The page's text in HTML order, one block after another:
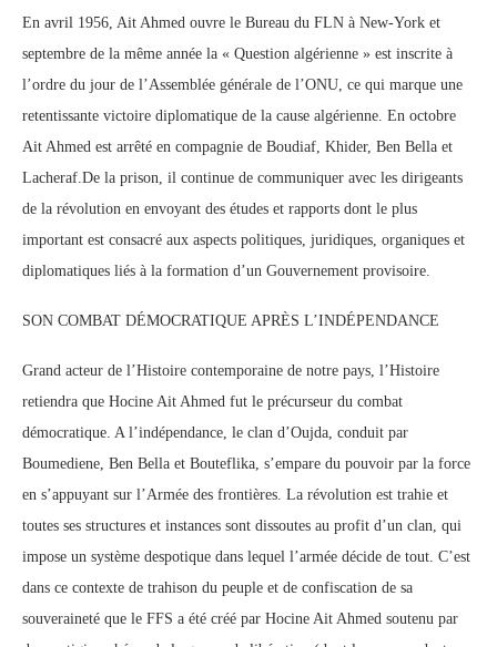
En avril 1956, Ait Ahmed ouvre le Bureau du FLN à New-York et
septembre de la même année la « Question algérienne » est inscrite à
l’ordre du jour de l’Assemblée générale de l’ONU, ce qui marque une
retentissante victoire diplomatique de la cause algérienne. En octobre
Ait Ahmed est arrêté en compagnie de Boudiaf, Khider, Ben Bella et
Lacheraf.De la prison, il continue de communiquer avec les dirigeants
de la révolution en envoyant des études et rapports dont le plus
important est consacré aux aspects politiques, juridiques, organiques et
diplomatiques liés à la formation d’un Gouvernement provisoire.
SON COMBAT DÉMOCRATIQUE APRÈS L’INDÉPENDANCE
Grand acteur de l’Histoire contemporaine de notre pays, l’Histoire
retiendra que Hocine Ait Ahmed fut le précurseur du combat
démocratique. A l’indépendance, le clan d’Oujda, conduit par
Boumediene, Ben Bella et Bouteflika, s’empare du pouvoir par la force
en s’appuyant sur l’Armée des frontières. La révolution est trahie et
toutes ses structures et instances sont dissoutes au profit d’un clan, qui
impose un système despotique dans lequel l’armée décide de tout. C’est
dans ce contexte de trahison du peuple et de confiscation de sa
souveraineté que le FFS a été créé par Hocine Ait Ahmed soutenu par